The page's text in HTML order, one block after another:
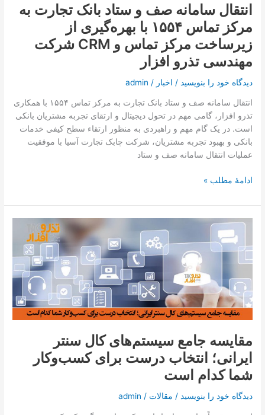
انتقال سامانه صف و ستاد بانک تجارت به
مرکز تماس ۱۵۵۴ با بهره‌گیری از
زیرساخت مرکز تماس و CRM شرکت
مهندسی تذرو افزار
دیدگاه‌ خود را بنویسید / اخبار /
admin
انتقال سامانه صف و ستاد بانک تجارت به مرکز تماس ۱۵۵۴ با همکاری
تذرو افزار، گامی مهم در تحول دیجیتال و ارتقای تجربه مشتریان بانکی
است. در یک گام مهم و راهبردی به منظور ارتقاء سطح کیفی خدمات
بانکی و بهبود تجربه مشتریان، شرکت چابک تجارت آسیا با موفقیت
عملیات انتقال سامانه صف و ستاد
تماس
۱۵۵۴
بهره‌گیری
از
مرکز
تماس
و
CRM شرکت
مهندسی
تذرو
ادامۀ مطلب »
مقایسه جامع سیستم‌های کال سنتر
ایرانی؛ انتخاب درست برای کسب‌وکار
شما کدام است
دیدگاه‌ خود را بنویسید / مقالات /
admin
مقایسه
جامع
سیستم‌های
کال
سنتر
ایرانی؛
انتخاب
درست
کسب‌وکار
شما
کدام
است